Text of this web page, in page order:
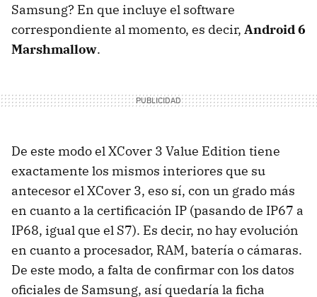
Samsung? En que incluye el software
correspondiente al momento, es decir, Android 6
Marshmallow.
De este modo el XCover 3 Value Edition tiene
exactamente los mismos interiores que su
antecesor el XCover 3, eso sí, con un grado más
en cuanto a la certificación IP (pasando de IP67 a
IP68, igual que el S7). Es decir, no hay evolución
en cuanto a procesador, RAM, batería o cámaras.
De este modo, a falta de confirmar con los datos
oficiales de Samsung, así quedaría la ficha